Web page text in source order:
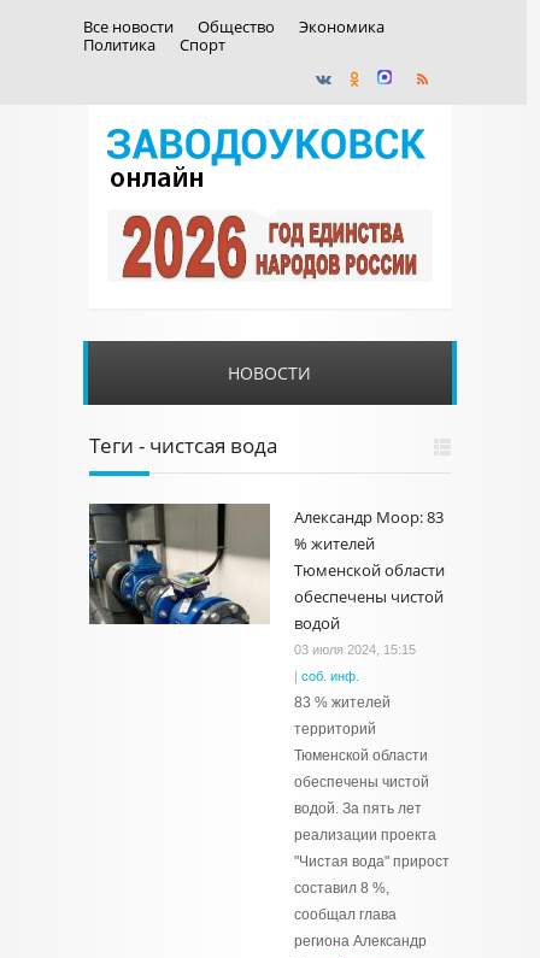
Все новости Общество
Экономика
Политика
Спорт
НОВОСТИ
Теги - чистсая вода
Александр Моор: 83
% жителей
Тюменской области
обеспечены чистой
водой
03 июля 2024, 15:15
| соб. инф.
83 % жителей
территорий
Тюменской области
обеспечены чистой
водой. За пять лет
реализации проекта
"Чистая вода" прирост
составил 8 %,
сообщал глава
региона Александр